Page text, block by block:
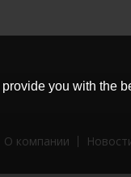
О компании
you with the